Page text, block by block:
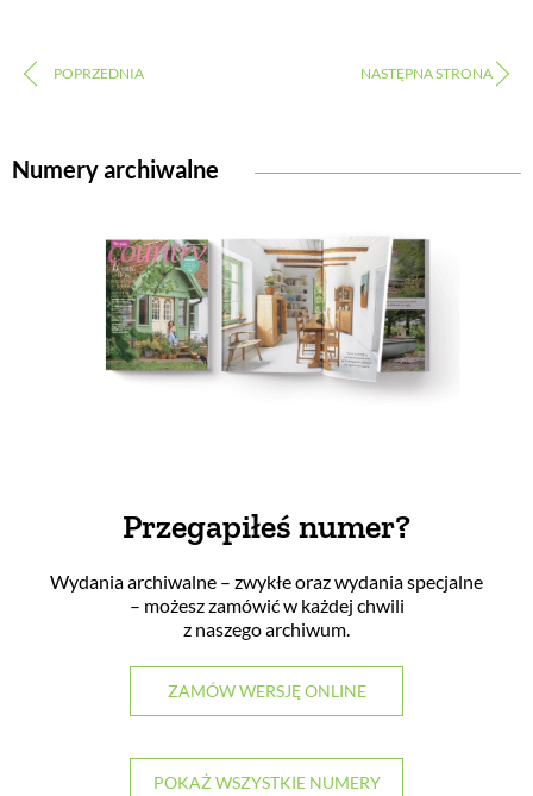
Numery archiwalne
Przegapiłeś numer?
Wydania archiwalne – zwykłe oraz wydania specjalne
– możesz zamówić w każdej chwili
z naszego archiwum.
ZAMÓW WERSJĘ ONLINE
POKAŻ WSZYSTKIE NUMERY